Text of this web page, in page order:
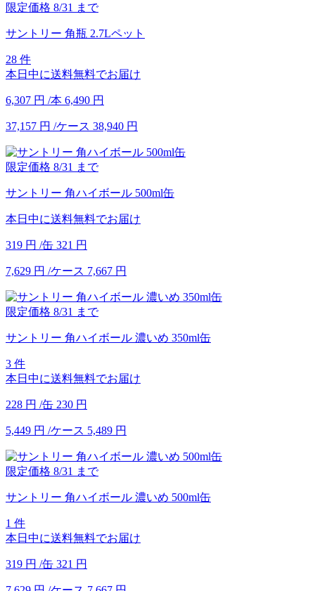
限定価格 8/31 まで
サントリー 角瓶 2.7Lペット
28 件
本日中に送料無料でお届け
6,307 円 /本 6,490 円
37,157 円 /ケース 38,940 円
限定価格 8/31 まで
サントリー 角ハイボール 500ml缶
本日中に送料無料でお届け
319 円 /缶 321 円
7,629 円 /ケース 7,667 円
限定価格 8/31 まで
サントリー 角ハイボール 濃いめ 350ml缶
3 件
本日中に送料無料でお届け
228 円 /缶 230 円
5,449 円 /ケース 5,489 円
限定価格 8/31 まで
サントリー 角ハイボール 濃いめ 500ml缶
1 件
本日中に送料無料でお届け
319 円 /缶 321 円